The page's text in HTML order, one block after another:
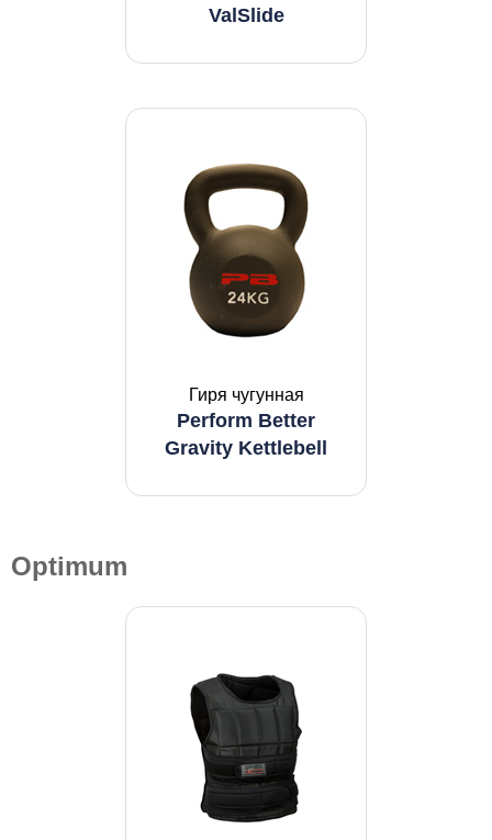
ValSlide
Гиря чугунная
Perform Better
Gravity Kettlebell
Optimum